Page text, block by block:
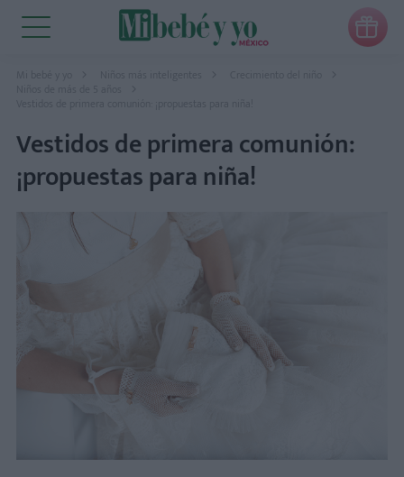

Mi bebé y yo Niños más inteligentes
Crecimiento del niño
Vestidos de primera comunión: ¡propuestas para niña!
Vestidos de primera comunión:
¡propuestas para niña!